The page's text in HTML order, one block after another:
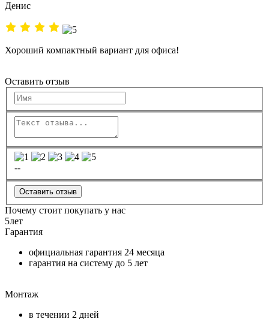
Денис
Хороший компактный вариант для офиса!
Оставить отзыв
--
Оставить отзыв
Почему стоит покупать у нас
5лет
Гарантия
официальная гарантия 24 месяца
гарантия на систему до 5 лет
Монтаж
в течении 2 дней